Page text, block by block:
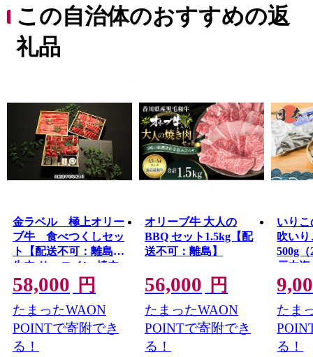
ています。
沖合にある伊吹島では、讃岐うどんのダシには欠かせな
い観音寺ブランド「伊吹いりこ」を、網元が水揚げから
製造まで一貫して行うことで、鮮度にこだわって生産し
この自治体のおすすめの返
礼品
金ラベル 極上オリー
ブ牛 食べつくしセッ
ト【配送不可：離島】
牛肉 サーロイン 焼肉
バーベキュー お肉 サ
ーロインスライス
58,000 円
たまったWAON
POINTで寄附でき
る！
オリーブ牛 大人の
BBQ セット1.5kg【配
送不可：離島】
56,000 円
たまったWAON
POINTで寄附でき
る！
いり
吹い
500g
戸内
タクチ
工食品
子様
健康
介類
特産品
たま
る！